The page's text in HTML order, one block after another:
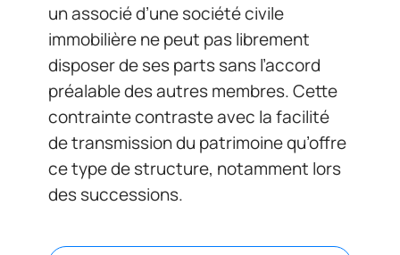
un associé d’une société civile
immobilière ne peut pas librement
disposer de ses parts sans l’accord
préalable des autres membres. Cette
contrainte contraste avec la facilité
de transmission du patrimoine qu’offre
ce type de structure, notamment lors
des successions.